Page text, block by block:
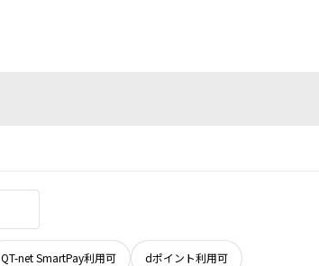
QT-net SmartPay利用可 dポイント利用可